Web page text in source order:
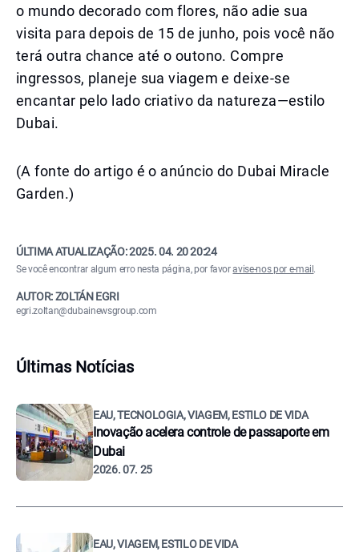
o mundo decorado com flores, não adie sua
visita para depois de 15 de junho, pois você não
terá outra chance até o outono. Compre
ingressos, planeje sua viagem e deixe-se
encantar pelo lado criativo da natureza—estilo
Dubai.
(A fonte do artigo é o anúncio do Dubai Miracle
Garden.)
ÚLTIMA ATUALIZAÇÃO:2025. 04. 20 20:24
Se você encontrar algum erro nesta página, por favoravise-nos por e-mail .
AUTOR: ZOLTÁN EGRI
egri.zoltan@dubainewsgroup.com
Últimas Notícias
EAU, TECNOLOGIA, VIAGEM, ESTILO DE VIDA
Inovação acelera controle de passaporte em
Dubai
2026. 07. 25
EAU, VIAGEM, ESTILO DE VIDA